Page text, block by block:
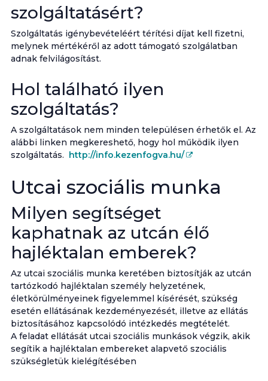
szolgáltatásért?
Szolgáltatás igénybevételéért térítési díjat kell fizetni,
melynek mértékéről az adott támogató szolgálatban
adnak felvilágosítást.
Hol található ilyen
szolgáltatás?
A szolgáltatások nem minden településen érhetők el. Az
alábbi linken megkereshető, hogy hol működik ilyen
szolgáltatás. http://info.kezenfogva.hu/
Utcai szociális munka
Milyen segítséget
kaphatnak az utcán élő
hajléktalan emberek?
Az utcai szociális munka keretében biztosítják az utcán
tartózkodó hajléktalan személy helyzetének,
életkörülményeinek figyelemmel kísérését, szükség
esetén ellátásának kezdeményezését, illetve az ellátás
biztosításához kapcsolódó intézkedés megtételét.
A feladat ellátását utcai szociális munkások végzik, akik
segítik a hajléktalan embereket alapvető szociális
szükségletük kielégítésében